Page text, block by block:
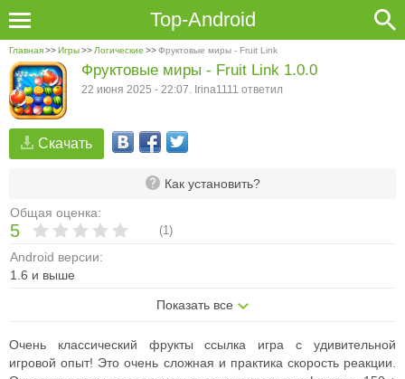
Top-Android
Главная>>Игры>> Логические >>Фруктовые миры - Fruit Link
Скачать
Как установить?
Общая оценка:
5 (1)
Android версии:
1.6 и выше
Показать все
Фруктовые миры - Fruit Link 1.0.0
22 июня 2025 - 22:07. Irina1111 ответил
Очень классический фрукты ссылка игра с удивительной
игровой опыт! Это очень сложная и практика скорость реакции.